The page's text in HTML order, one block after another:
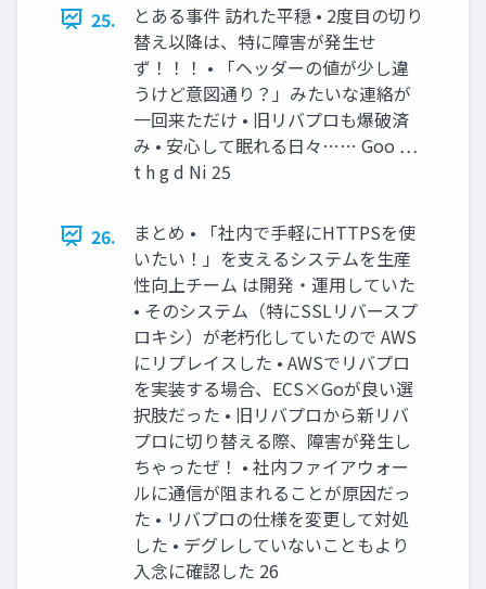
25.
とある事件 訪れた平穏 • 2度目の切り
替え以降は、特に障害が発生せ
ず！！！ • 「ヘッダーの値が少し違
うけど意図通り？」みたいな連絡が
一回来ただけ • 旧リバプロも爆破済
み • 安心して眠れる日々…… Goo …
t h g d Ni 25
26.
まとめ • 「社内で手軽にHTTPSを使
いたい！」を支えるシステムを生産
性向上チーム は開発・運用していた
• そのシステム（特にSSLリバースプ
ロキシ）が老朽化していたので AWS
にリプレイスした • AWSでリバプロ
を実装する場合、ECS×Goが良い選
択肢だった • 旧リバプロから新リバ
プロに切り替える際、障害が発生し
ちゃったぜ！ • 社内ファイアウォー
ルに通信が阻まれることが原因だっ
た • リバプロの仕様を変更して対処
した • デグレしていないこともより
入念に確認した 26